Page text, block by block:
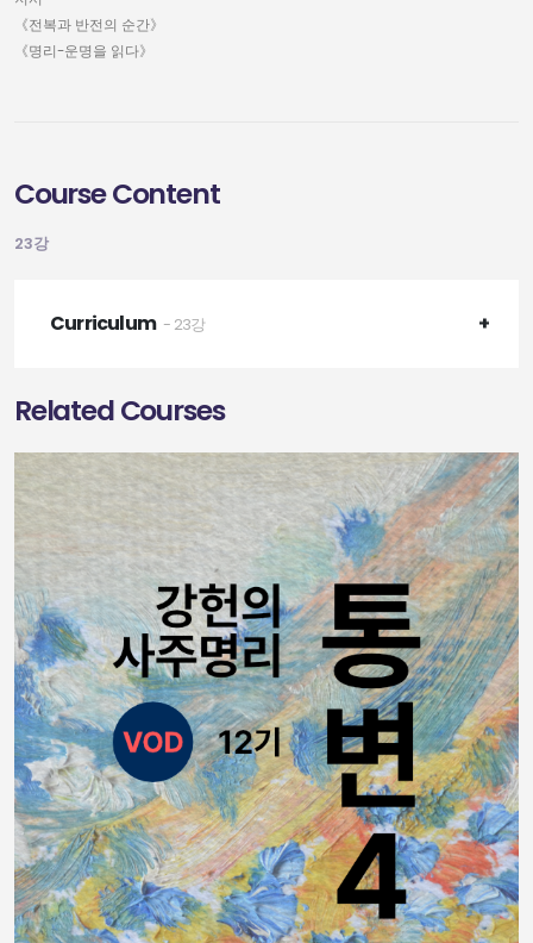
《전복과 반전의 순간》
《명리-운명을 읽다》
Course Content
23강
Curriculum - 23강
Related Courses